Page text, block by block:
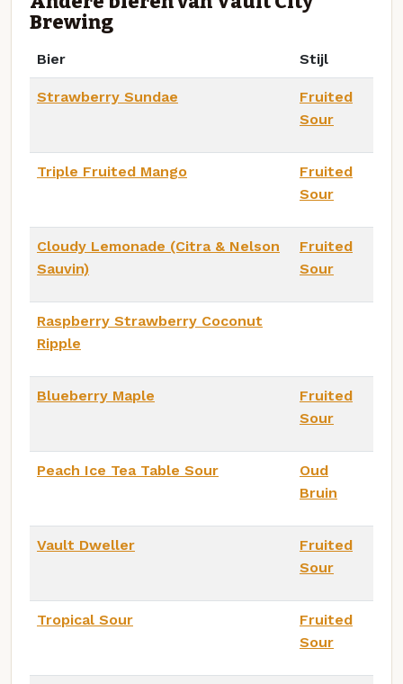
Brewing
Bier Stijl
Strawberry Sundae
Fruited
Sour
Triple Fruited Mango
Fruited
Sour
Cloudy Lemonade (Citra & Nelson
Sauvin)
Fruited
Sour
Raspberry Strawberry Coconut
Ripple
Blueberry Maple
Fruited
Sour
Peach Ice Tea Table Sour
Oud
Bruin
Vault Dweller
Fruited
Sour
Tropical Sour
Fruited
Sour